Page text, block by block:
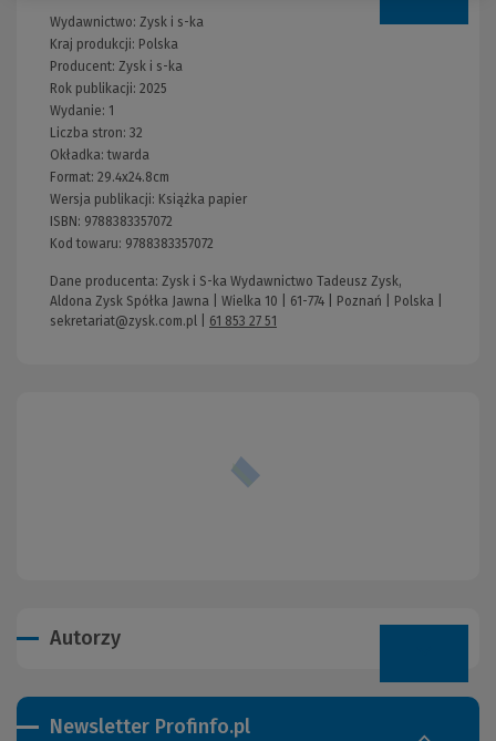
Wydawnictwo: Zysk i s-ka
Kraj produkcji: Polska
Producent: Zysk i s-ka
Rok publikacji: 2025
Wydanie: 1
Liczba stron: 32
Okładka:twarda
Format: 29.4x24.8cm
Wersja publikacji: Książka papier
ISBN: 9788383357072
Kod towaru: 9788383357072
Dane producenta: Zysk i S-ka Wydawnictwo Tadeusz Zysk,
Aldona Zysk Spółka Jawna | Wielka 10 | 61-774 | Poznań | Polska |
sekretariat@zysk.com.pl
61 853 27 51
Autorzy
Newsletter Profinfo.pl